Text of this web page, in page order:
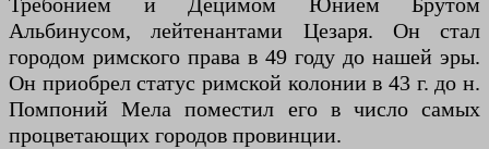
Альбинусом, лейтенантами Цезаря. Он стал
городом римского права в 49 году до нашей эры.
Он приобрел статус римской колонии в 43 г. до н.
Помпоний Мела поместил его в число самых
процветающих городов провинции.